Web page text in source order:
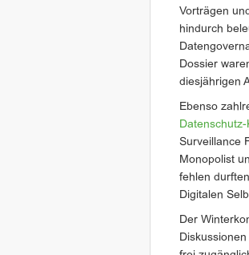
Vorträgen
hindurch
Dossier
diesjährigen
Ebenso
Surveillance
Monopolist
fehlen
Digitalen
Der